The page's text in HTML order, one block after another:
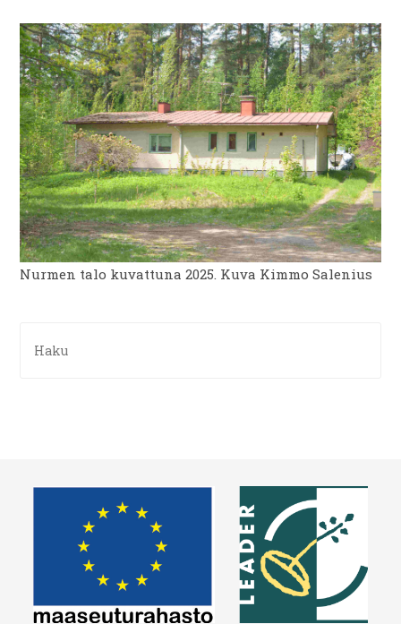
Nurmen talo kuvattuna 2025. Kuva Kimmo Salenius